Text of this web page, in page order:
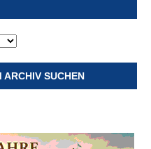
ARCHIV SUCHEN